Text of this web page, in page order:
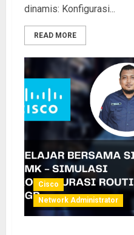
dinamis: Konfigurasi...
READ MORE
Cisco
Network Administrator